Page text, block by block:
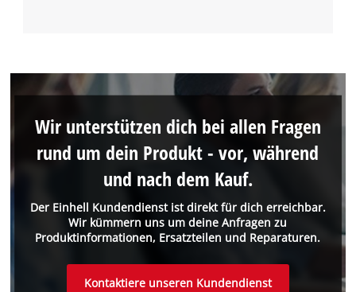
Der Einhell Kundendienst ist direkt für dich erreichbar.
Wir kümmern uns um deine Anfragen zu
Produktinformationen, Ersatzteilen und Reparaturen.
Wir unterstützen dich bei allen Fragen
rund um dein Produkt - vor, während
und nach dem Kauf.
Kontaktiere unseren Kundendienst